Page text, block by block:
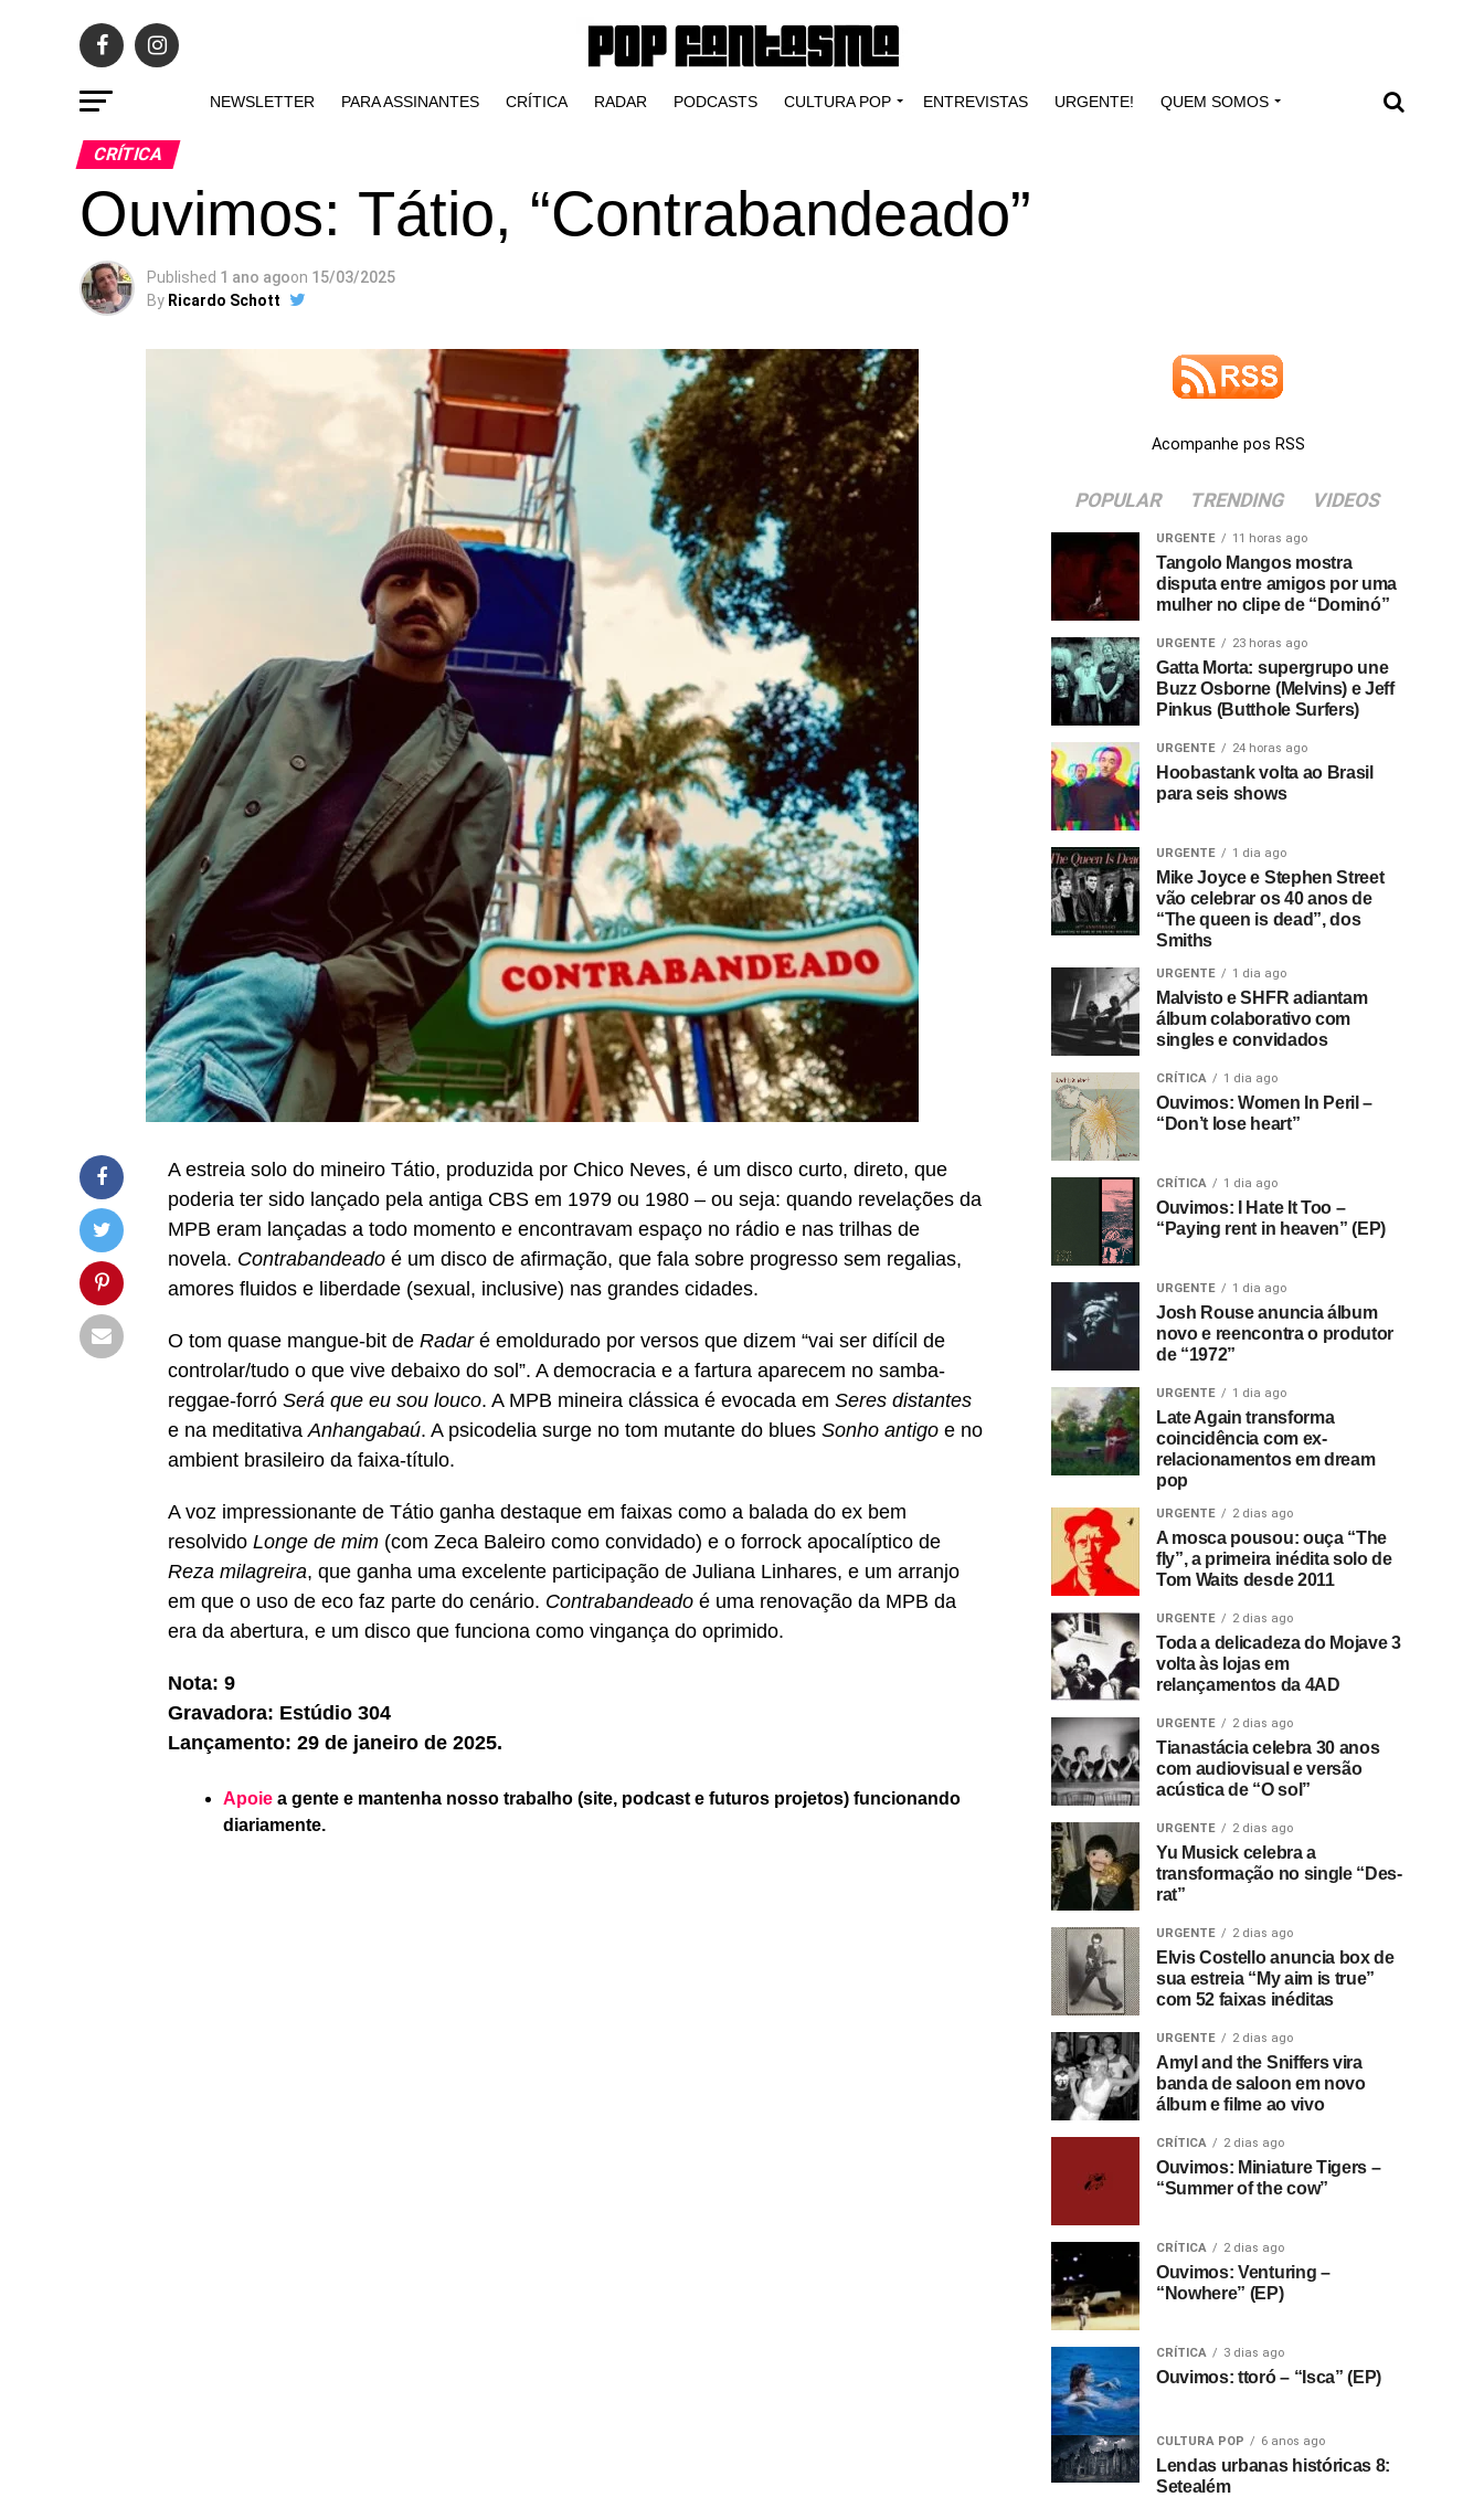
NEWSLETTER PARA ASSINANTES CRÍTICA RADAR PODCASTS CULTURA POP ENTREVISTAS URGENTE! QUEM SOMOS
CRÍTICA
Ouvimos: Tátio, “Contrabandeado”
Published 1 ano agoon 15/03/2025
By Ricardo Schott
A estreia solo do mineiro Tátio, produzida por Chico Neves, é um disco curto, direto, que
poderia ter sido lançado pela antiga CBS em 1979 ou 1980 – ou seja: quando revelações da
MPB eram lançadas a todo momento e encontravam espaço no rádio e nas trilhas de
novela. Contrabandeado é um disco de afirmação, que fala sobre progresso sem regalias,
amores fluidos e liberdade (sexual, inclusive) nas grandes cidades.
O tom quase mangue-bit de Radar é emoldurado por versos que dizem “vai ser difícil de
controlar/tudo o que vive debaixo do sol”. A democracia e a fartura aparecem no samba-
reggae-forró Será que eu sou louco. A MPB mineira clássica é evocada em Seres distantes
e na meditativaAnhangabaú. A psicodelia surge no tom mutante do blues Sonho antigo e no
ambient brasileiro da faixa-título.
A voz impressionante de Tátio ganha destaque em faixas como a balada do ex bem
resolvido Longe de mim (com Zeca Baleiro como convidado) e o forrock apocalíptico de
Reza milagreira, que ganha uma excelente participação de Juliana Linhares, e um arranjo
em que o uso de eco faz parte do cenário. Contrabandeado é uma renovação da MPB da
era da abertura, e um disco que funciona como vingança do oprimido.
Nota: 9
Gravadora: Estúdio 304
Lançamento: 29 de janeiro de 2025.
Apoie a gente e mantenha nosso trabalho (site, podcast e futuros projetos) funcionando
diariamente.
Acompanhe pos RSS
POPULAR TRENDING VIDEOS
URGENTE 11 horas ago
Tangolo Mangos mostra
disputa entre amigos por uma
mulher no clipe de “Dominó”
URGENTE 23 horas ago
Gatta Morta: supergrupo une
Buzz Osborne (Melvins) e Jeff
Pinkus (Butthole Surfers)
URGENTE 24 horas ago
Hoobastank volta ao Brasil
para seis shows
URGENTE 1 dia ago
Mike Joyce e Stephen Street
vão celebrar os 40 anos de
“The queen is dead”, dos
Smiths
URGENTE 1 dia ago
Malvisto e SHFR adiantam
álbum colaborativo com
singles e convidados
CRÍTICA 1 dia ago
Ouvimos: Women In Peril –
“Don’t lose heart”
CRÍTICA 1 dia ago
Ouvimos: I Hate It Too –
“Paying rent in heaven” (EP)
URGENTE 1 dia ago
Josh Rouse anuncia álbum
novo e reencontra o produtor
de “1972”
URGENTE 1 dia ago
Late Again transforma
coincidência com ex-
relacionamentos em dream
pop
URGENTE 2 dias ago
A mosca pousou: ouça “The
fly”, a primeira inédita solo de
Tom Waits desde 2011
URGENTE 2 dias ago
Toda a delicadeza do Mojave 3
volta às lojas em
relançamentos da 4AD
URGENTE 2 dias ago
Tianastácia celebra 30 anos
com audiovisual e versão
acústica de “O sol”
URGENTE 2 dias ago
Yu Musick celebra a
transformação no single “Des-
rat”
URGENTE 2 dias ago
Elvis Costello anuncia box de
sua estreia “My aim is true”
com 52 faixas inéditas
URGENTE 2 dias ago
Amyl and the Sniffers vira
banda de saloon em novo
álbum e filme ao vivo
CRÍTICA 2 dias ago
Ouvimos: Miniature Tigers –
“Summer of the cow”
CRÍTICA 2 dias ago
Ouvimos: Venturing –
“Nowhere” (EP)
CRÍTICA 3 dias ago
Ouvimos: ttoró – “Isca” (EP)
CULTURA POP 6 anos ago
Lendas urbanas históricas 8:
Setealém